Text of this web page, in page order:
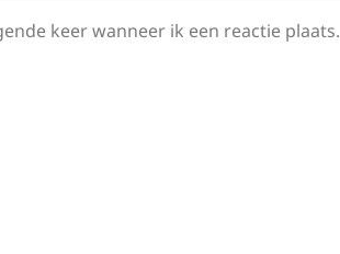
keer wanneer ik een reactie plaats.